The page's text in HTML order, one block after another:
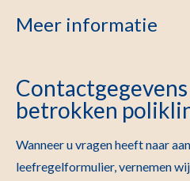
Meer informatie
betrokken
Wanneer u vragen heeft naar
leefregelformulier, vernemen